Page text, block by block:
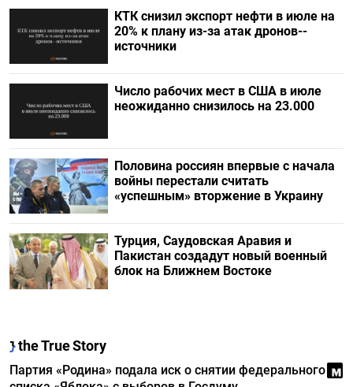
КТК снизил экспорт нефти в июле на
20% к плану из-за атак дронов--
источники
Число рабочих мест в США в июле
неожиданно снизилось на 23.000
Половина россиян впервые с начала
войны перестали считать
«успешным» вторжение в Украину
Турция, Саудовская Аравия и
Пакистан создадут новый военный
блок на Ближнем Востоке